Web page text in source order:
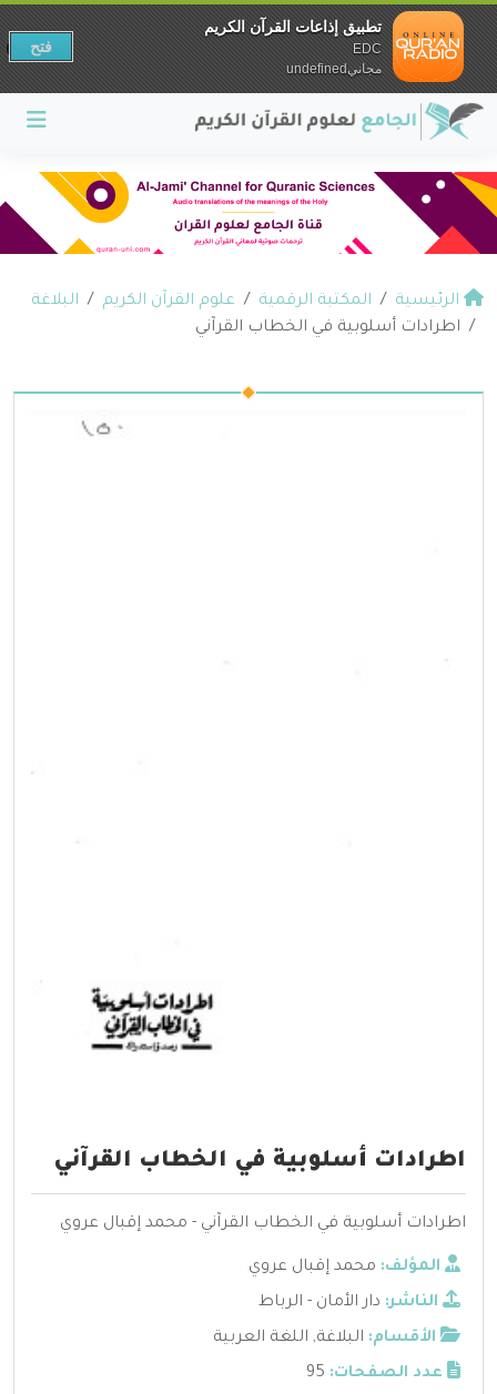
الرئيسية المكتبة الرقمية علوم القرآن الكريم
البلاغة
اطرادات أسلوبية في الخطاب القرآني
اطرادات أسلوبية في الخطاب القرآني
اطرادات أسلوبية في الخطاب القرآني - محمد إقبال عروي
المؤلف: محمد إقبال عروي
الناشر: دار الأمان - الرباط
الأقسام: البلاغة, اللغة العربية
عدد الصفحات: 95
تطبيق إذاعات القرآن الكريم
EDC
مجانيundefined
فتح